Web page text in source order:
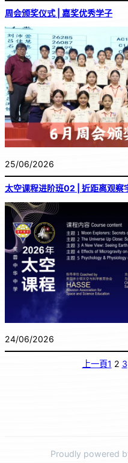
周会颁奖仪式 | 嘉奖优秀学子
25/06/2026
太空课程进阶班02 | 近距离观察
24/06/2026
上一頁1 2 3
Proudly powered